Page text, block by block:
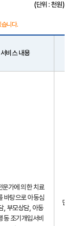
(단위 : 천원)
니다.
서비스 내용
문가에 의한 치료
바탕으로 아동심
, 부모상담, 아동
동 조기개입서비
만